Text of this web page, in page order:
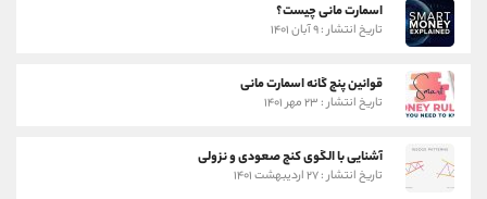
اسمارت مانی چیست؟
تاریخ انتشار : ۹ آبان ۱۴۰۱
قوانین پنج گانه اسمارت مانی
تاریخ انتشار : ۲۳ مهر ۱۴۰۱
آشنایی با الگوی کنج صعودی و نزولی
تاریخ انتشار : ۲۷ اردیبهشت ۱۴۰۱